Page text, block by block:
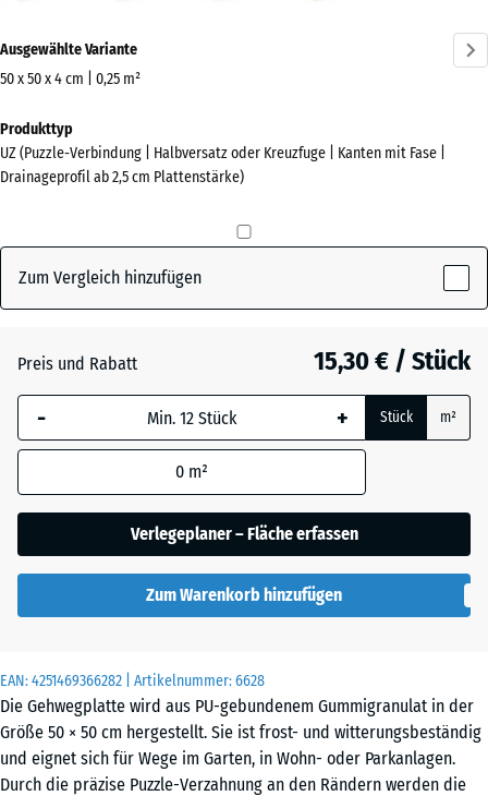
EAN:4251469366282 | Artikelnummer:6628
Die Gehwegplatte wird aus PU-gebundenem Gummigranulat in der
Größe 50 × 50 cm hergestellt. Sie ist frost- und witterungsbeständig
und eignet sich für Wege im Garten, in Wohn- oder Parkanlagen.
Durch die präzise Puzzle-Verzahnung an den Rändern werden die
Informationen
zu
Farben?
Farbpalette
Grasgrün(active)
- 0,50 €
Ausgewählte Variante
50 x 50 x 4 cm | 0,25 m²
Abmessungen
für
den
x
540
Die gewählte, blau
umrandete
Abmessung wird
Produktdaten nicht
anders angegeben)
für die
Bedarfsberechnung
x
50
x 4
cm
|
Produkttyp
UZ (Puzzle-Verbindung | Halbversatz oder Kreuzfuge | Kanten mit Fase |
Drainageprofil ab 2,5 cm Plattenstärke)
Zum Vergleich hinzufügen
Preis und Rabatt 15,30 € / Stück
- + Stück m²
0 m²
Verlegeplaner – Fläche erfassen
Zum Warenkorb hinzufügen